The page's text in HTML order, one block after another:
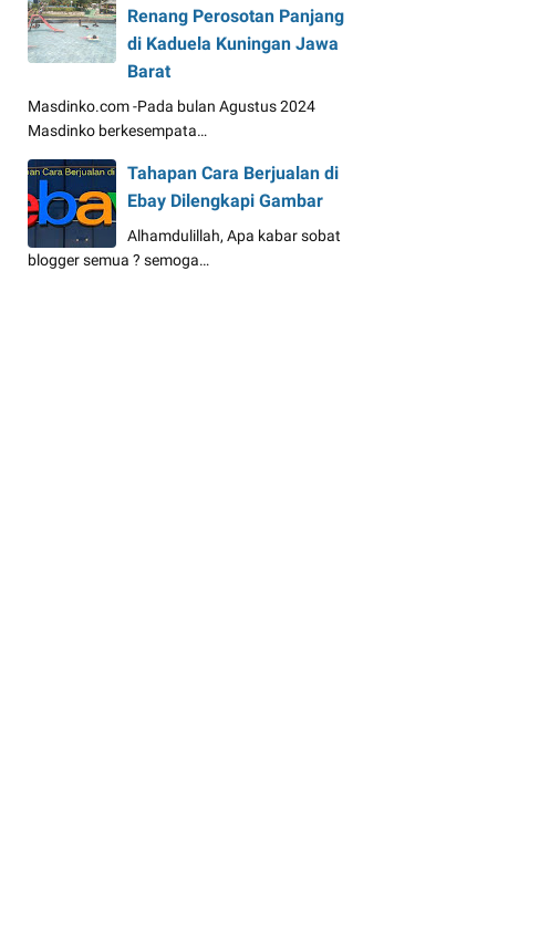
Renang Perosotan Panjang
di Kaduela Kuningan Jawa
Barat
Masdinko.com -Pada bulan Agustus 2024
Masdinko berkesempata…
Tahapan Cara Berjualan di
Ebay Dilengkapi Gambar
Alhamdulillah, Apa kabar sobat
blogger semua ? semoga…